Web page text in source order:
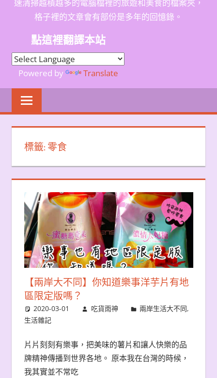
速清掃越積越多的電腦檔裡的旅遊和美食的檔案夾，
格子裡的文章會有部份是多年的回憶錄。
點這裡翻譯本站
Powered by Translate
標籤:零食
【兩岸大不同】你知道樂事洋芋片有地
區限定版嗎？
2020-03-01 吃貨雨神 兩岸生活大不同,
生活雜記
片片刻刻有樂事，把美味的薯片和讓人快樂的品
牌精神傳播到世界各地。 原本我在台灣的時候，
我其實並不常吃